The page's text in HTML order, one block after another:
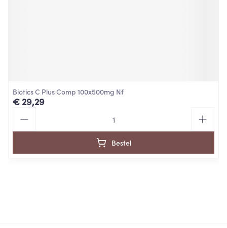
Biotics C Plus Comp 100x500mg Nf
€ 29,29
Bestel